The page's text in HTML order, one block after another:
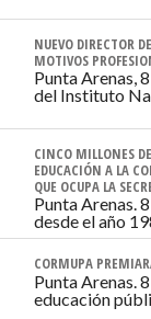
NUEVO DIRECTOR
MOTIVOS
Punta Arenas,
del Instituto
CINCO MILLONES
EDUCACIÓN A LA
QUE OCUPA LA
Punta Arenas.
desde el año
CORMUPA
Punta Arenas.
educación